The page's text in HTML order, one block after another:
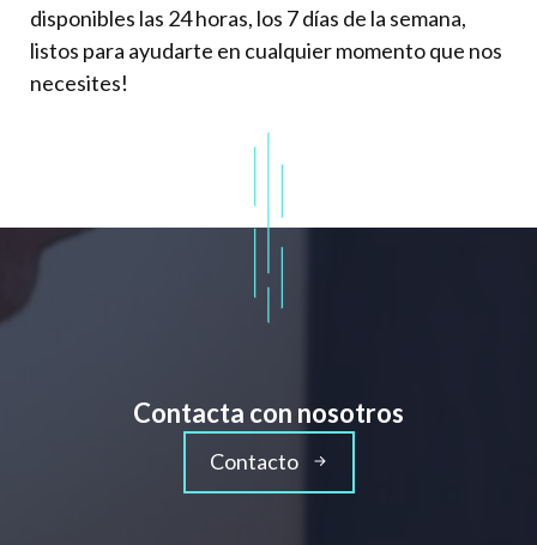
disponibles las 24 horas, los 7 días de la semana,
listos para ayudarte en cualquier momento que nos
necesites!
Contacta con nosotros
Contacto